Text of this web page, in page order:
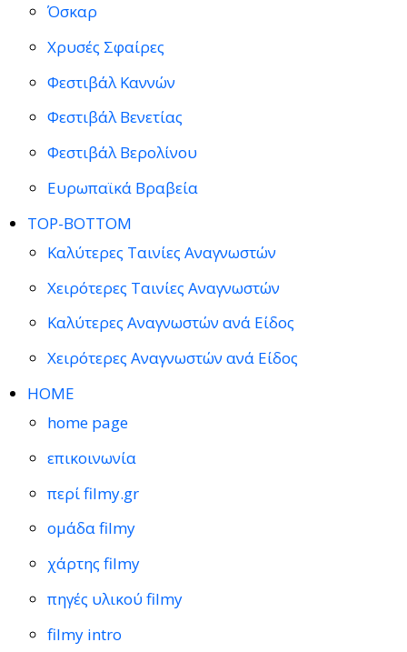
Όσκαρ
Χρυσές Σφαίρες
Φεστιβάλ Καννών
Φεστιβάλ Βενετίας
Φεστιβάλ Βερολίνου
Ευρωπαϊκά Βραβεία
TOP-BOTTOM
Καλύτερες Ταινίες Αναγνωστών
Χειρότερες Ταινίες Αναγνωστών
Καλύτερες Αναγνωστών ανά Είδος
Χειρότερες Αναγνωστών ανά Είδος
HOME
home page
επικοινωνία
περί filmy.gr
ομάδα filmy
χάρτης filmy
πηγές υλικού filmy
filmy intro